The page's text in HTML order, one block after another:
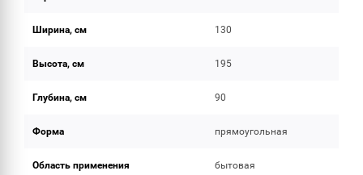
Ширина, см 130
Высота, см 195
Глубина, см 90
Форма прямоугольная
Область применения бытовая